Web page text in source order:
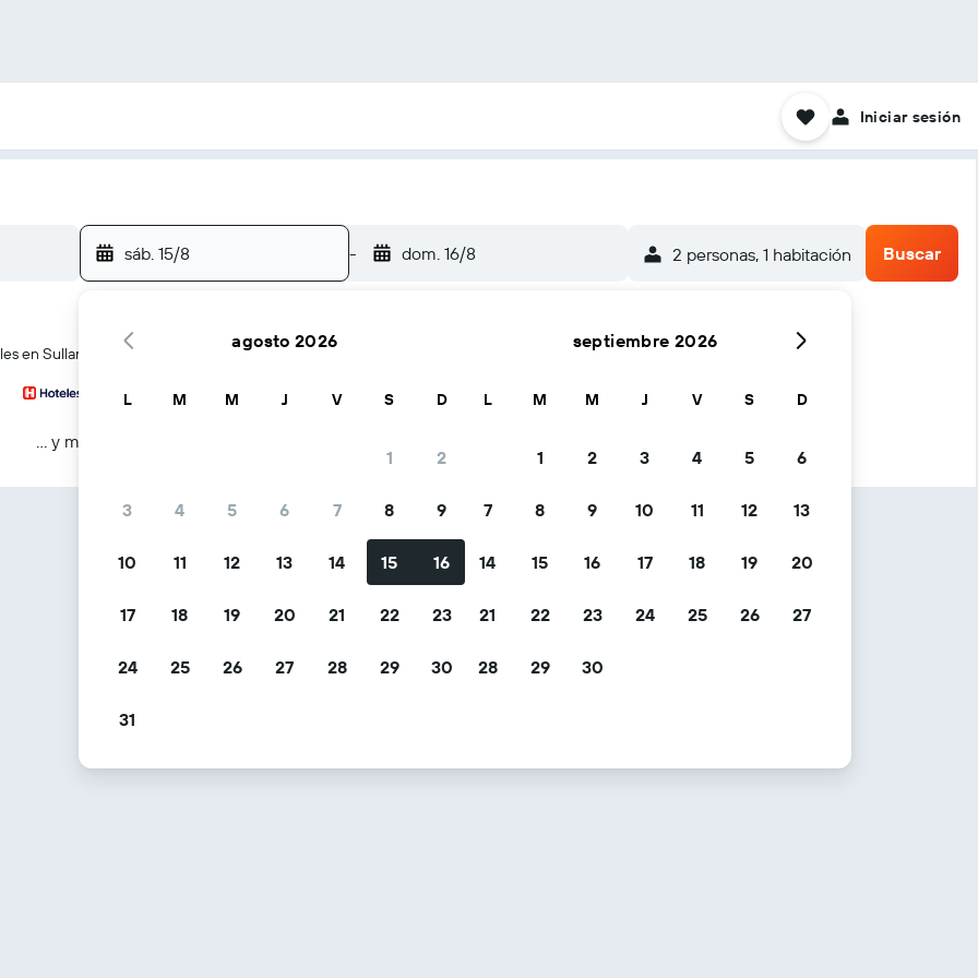
Iniciar sesión
sáb. 15/8 - dom. 16/8 2 personas, 1 habitación Buscar
en Sullana
… y más
agosto 2026
L M M J V S D
1 2
3 4 5 6 7 8 9
10 11 12 13 14 15 16
17 18 19 20 21 22 23
24 25 26 27 28 29 30
31
septiembre 2026
L M M J V S D
1 2 3 4 5 6
7 8 9 10 11 12 13
14 15 16 17 18 19 20
21 22 23 24 25 26 27
28 29 30